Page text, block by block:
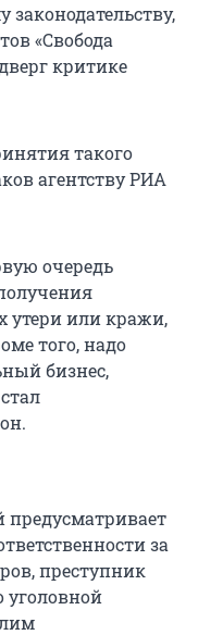
«Свобода
критике
такого
агентству РИА
очередь
утери или кражи,
того, надо
бизнес,
предусматривает
за
преступник
уголовной